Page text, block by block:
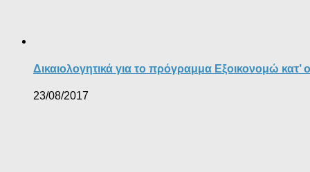
Δικαιολογητικά για το πρόγραμμα Εξοικονομώ κατ’
23/08/2017